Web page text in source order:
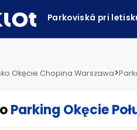
Parkoviská pri
Okęcie Chopina Warszawa>
Parking Okęcie